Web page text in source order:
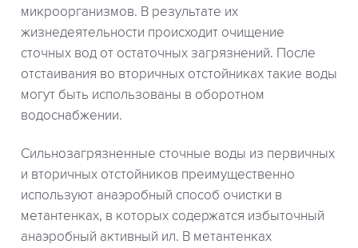
микроорганизмов. В результате их
жизнедеятельности происходит очищение
сточных вод от остаточных загрязнений. После
отстаивания во вторичных отстойниках такие воды
могут быть использованы в оборотном
водоснабжении.
Сильнозагрязненные сточные воды из первичных
и вторичных отстойников преимущественно
используют анаэробный способ очистки в
метантенках, в которых содержатся избыточный
анаэробный активный ил. В метантенках